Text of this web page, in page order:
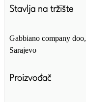
Stavlja na tržište
Gabbiano company
Sarajevo
Proizvođač